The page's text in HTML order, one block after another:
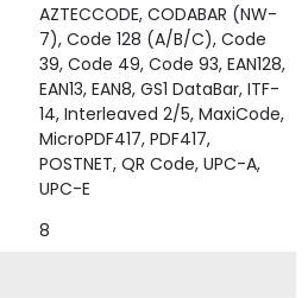
AZTECCODE, CODABAR (NW-
7), Code 128 (A/B/C), Code
39, Code 49, Code 93, EAN128,
EAN13, EAN8, GS1 DataBar, ITF-
14, Interleaved 2/5, MaxiCode,
MicroPDF417, PDF417,
POSTNET, QR Code, UPC-A,
UPC-E
8